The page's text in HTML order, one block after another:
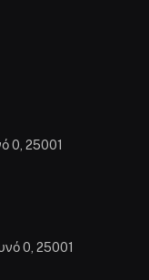
0, 25001
0, 25001